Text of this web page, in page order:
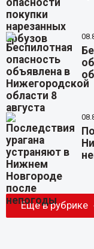
Еще в рубрике